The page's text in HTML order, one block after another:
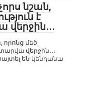
նշան,
է
որոնց մեծ
վերջին․․․
են կենդանա